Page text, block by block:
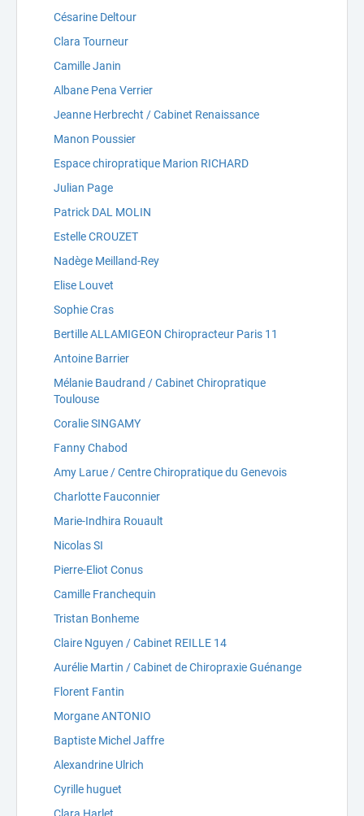
Césarine Deltour
Clara Tourneur
Camille Janin
Albane Pena Verrier
Jeanne Herbrecht / Cabinet Renaissance
Manon Poussier
Espace chiropratique Marion RICHARD
Julian Page
Patrick DAL MOLIN
Estelle CROUZET
Nadège Meilland-Rey
Elise Louvet
Sophie Cras
Bertille ALLAMIGEON Chiropracteur Paris 11
Antoine Barrier
Mélanie Baudrand / Cabinet Chiropratique
Toulouse
Coralie SINGAMY
Fanny Chabod
Amy Larue / Centre Chiropratique du Genevois
Charlotte Fauconnier
Marie-Indhira Rouault
Nicolas SI
Pierre-Eliot Conus
Camille Franchequin
Tristan Bonheme
Claire Nguyen / Cabinet REILLE 14
Aurélie Martin / Cabinet de Chiropraxie Guénange
Florent Fantin
Morgane ANTONIO
Baptiste Michel Jaffre
Alexandrine Ulrich
Cyrille huguet